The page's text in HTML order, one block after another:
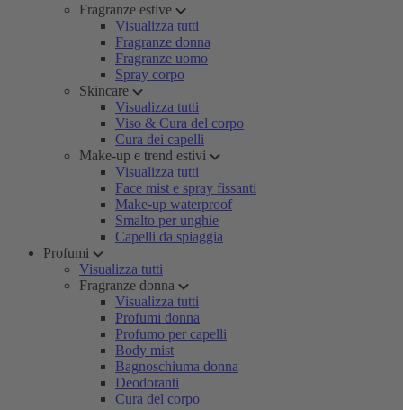
Fragranze estive
Visualizza tutti
Fragranze donna
Fragranze uomo
Spray corpo
Skincare
Visualizza tutti
Viso & Cura del corpo
Cura dei capelli
Make-up e trend estivi
Visualizza tutti
Face mist e spray fissanti
Make-up waterproof
Smalto per unghie
Capelli da spiaggia
Profumi
Visualizza tutti
Fragranze donna
Visualizza tutti
Profumi donna
Profumo per capelli
Body mist
Bagnoschiuma donna
Deodoranti
Cura del corpo